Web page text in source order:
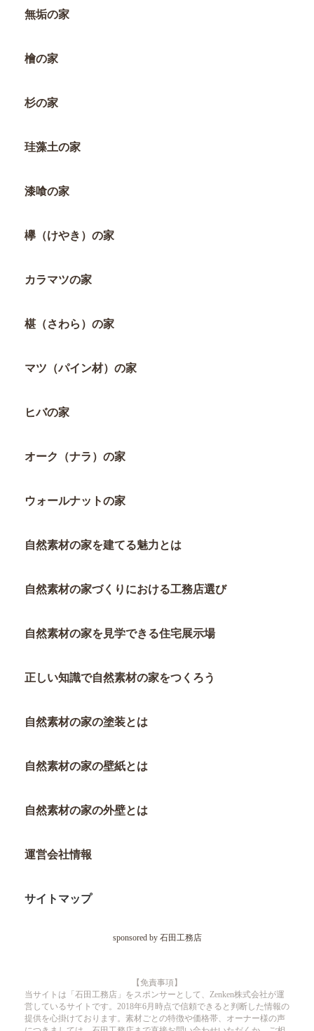
無垢の家
檜の家
杉の家
珪藻土の家
漆喰の家
欅（けやき）の家
カラマツの家
椹（さわら）の家
マツ（パイン材）の家
ヒバの家
オーク（ナラ）の家
ウォールナットの家
自然素材の家を建てる魅力とは
自然素材の家づくりにおける工務店選び
自然素材の家を見学できる住宅展示場
正しい知識で自然素材の家をつくろう
自然素材の家の塗装とは
自然素材の家の壁紙とは
自然素材の家の外壁とは
運営会社情報
サイトマップ
sponsored by 石田工務店
【免責事項】
当サイトは「石田工務店」をスポンサーとして、Zenken株式会社が運
営しているサイトです。2018年6月時点で信頼できると判断した情報の
提供を心掛けております。素材ごとの特徴や価格帯、オーナー様の声